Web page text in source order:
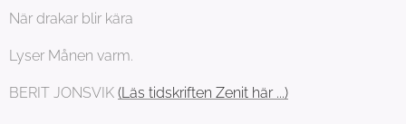
När drakar blir kära
Lyser Månen varm.
BERIT JONSVIK (Läs tidskriften Zenit här ...)